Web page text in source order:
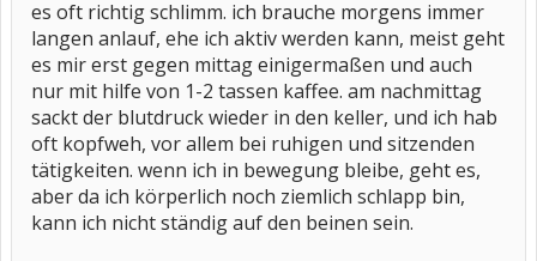
es oft richtig schlimm. ich brauche morgens immer
langen anlauf, ehe ich aktiv werden kann, meist geht
es mir erst gegen mittag einigermaßen und auch
nur mit hilfe von 1-2 tassen kaffee. am nachmittag
sackt der blutdruck wieder in den keller, und ich hab
oft kopfweh, vor allem bei ruhigen und sitzenden
tätigkeiten. wenn ich in bewegung bleibe, geht es,
aber da ich körperlich noch ziemlich schlapp bin,
kann ich nicht ständig auf den beinen sein.